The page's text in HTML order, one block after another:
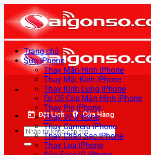
qua
nội
dung
Đặt Lịch Cửa Hàng
Tìm
kiếm:
Trang chủ
Sửa iPhone
Thay Màn Hình iPhone
Thay Mặt Kính iPhone
Thay Kính Lưng iPhone
Ép Cổ Cáp Màn Hình iPhone
Thay Pin iPhone
Thay Vỏ iPhone
Thay Camera iPhone
Thay Chân Sạc iPhone
Thay Loa iPhone